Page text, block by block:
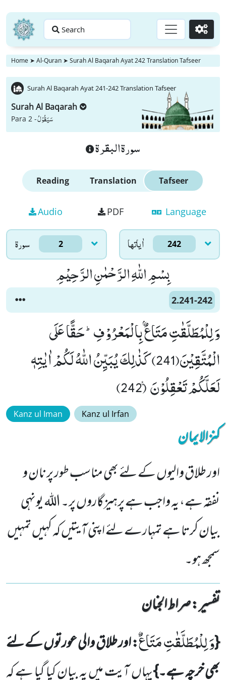
Search Go
Home ➤ Al-Quran ➤ Surah Al Baqarah Ayat 242 Translation Tafseer
Surah Al Baqarah Ayat 241-242 Translation Tafseer
Surah Al Baqarah
Para 2 -سَیَقُوْلُ
سورة البقرة
Reading Translation Tafseer
Audio PDF Language
سورۃ 2 اٰياتها 242
بِسْمِ اللّٰهِ الرَّحْمٰنِ الرَّحِیْمِ
2.241-242
وَ لِلْمُطَلَّقٰتِ مَتَاعٌۢ بِالْمَعْرُوْفِؕ-حَقًّا عَلَى
الْمُتَّقِیْنَ(241) كَذٰلِكَ یُبَیِّنُ اللّٰهُ لَكُمْ اٰیٰتِهٖ
لَعَلَّكُمْ تَعْقِلُوْنَ ۠ (242)
Kanz ul Iman Kanz ul Irfan
کنزالایمان
اور طلاق والیوں کے لئے بھی مناسب طور پر نان و
نفقہ ہے، یہ واجب ہے پرہیزگاروں پر۔ اللہ یونہی
بیان کرتا ہے تمہارے لئے اپنی آیتیں کہ کہیں تمہیں
سمجھ ہو۔
تفسیر : ‎صراط الجنان
{وَ لِلْمُطَلَّقٰتِ مَتَاعٌ: اور طلاق والی عورتوں کے لئے
بھی خرچہ ہے۔}یہاں آیت میں یہ بیان کیا گیا ہے کہ